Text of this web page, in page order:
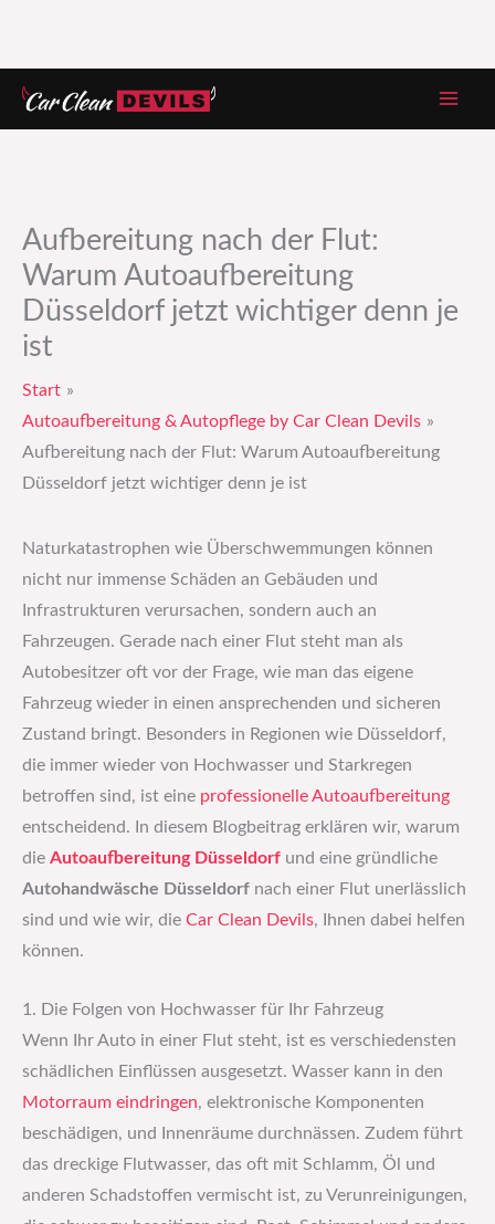
Zum
Inhalt
Aufbereitung nach der Flut:
Warum Autoaufbereitung
Düsseldorf jetzt wichtiger denn je
ist
Start
Autoaufbereitung & Autopflege by Car Clean Devils
Aufbereitung nach der Flut: Warum Autoaufbereitung
Düsseldorf jetzt wichtiger denn je ist
Naturkatastrophen wie Überschwemmungen können
nicht nur immense Schäden an Gebäuden und
Infrastrukturen verursachen, sondern auch an
Fahrzeugen. Gerade nach einer Flut steht man als
Autobesitzer oft vor der Frage, wie man das eigene
Fahrzeug wieder in einen ansprechenden und sicheren
Zustand bringt. Besonders in Regionen wie Düsseldorf,
die immer wieder von Hochwasser und Starkregen
betroffen sind, ist eine professionelle Autoaufbereitung
entscheidend. In diesem Blogbeitrag erklären wir, warum
die Autoaufbereitung Düsseldorf und eine gründliche
Autohandwäsche Düsseldorf nach einer Flut unerlässlich
sind und wie wir, die Car Clean Devils, Ihnen dabei helfen
können.
1. Die Folgen von Hochwasser für Ihr Fahrzeug
Wenn Ihr Auto in einer Flut steht, ist es verschiedensten
schädlichen Einflüssen ausgesetzt. Wasser kann in den
Motorraum eindringen, elektronische Komponenten
beschädigen, und Innenräume durchnässen. Zudem führt
das dreckige Flutwasser, das oft mit Schlamm, Öl und
anderen Schadstoffen vermischt ist, zu Verunreinigungen,